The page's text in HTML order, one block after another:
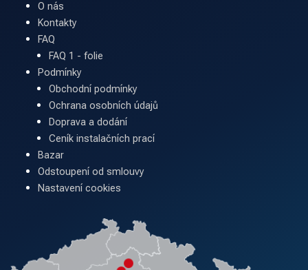
O nás
Kontakty
FAQ
FAQ 1 - folie
Podmínky
Obchodní podmínky
Ochrana osobních údajů
Doprava a dodání
Ceník instalačních prací
Bazar
Odstoupení od smlouvy
Nastavení cookies